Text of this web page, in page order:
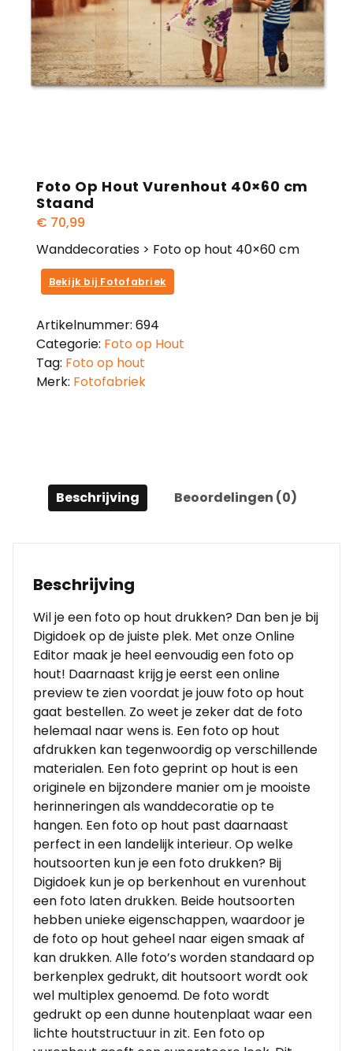
Foto Op Hout Vurenhout 40×60 cm
Staand
€ 70,99
Wanddecoraties > Foto op hout 40×60 cm
Bekijk bij Fotofabriek
Artikelnummer: 694
Categorie: Foto op Hout
Tag: Foto op hout
Merk: Fotofabriek
Beschrijving Beoordelingen (0)
Beschrijving
Wil je een foto op hout drukken? Dan ben je bij
Digidoek op de juiste plek. Met onze Online
Editor maak je heel eenvoudig een foto op
hout! Daarnaast krijg je eerst een online
preview te zien voordat je jouw foto op hout
gaat bestellen. Zo weet je zeker dat de foto
helemaal naar wens is. Een foto op hout
afdrukken kan tegenwoordig op verschillende
materialen. Een foto geprint op hout is een
originele en bijzondere manier om je mooiste
herinneringen als wanddecoratie op te
hangen. Een foto op hout past daarnaast
perfect in een landelijk interieur. Op welke
houtsoorten kun je een foto drukken? Bij
Digidoek kun je op berkenhout en vurenhout
een foto laten drukken. Beide houtsoorten
hebben unieke eigenschappen, waardoor je
de foto op hout geheel naar eigen smaak af
kan drukken. Alle foto’s worden standaard op
berkenplex gedrukt, dit houtsoort wordt ook
wel multiplex genoemd. De foto wordt
gedrukt op een dunne houtenplaat waar een
lichte houtstructuur in zit. Een foto op